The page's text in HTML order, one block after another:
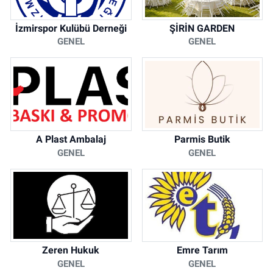
İzmirspor Kulübü Derneği
GENEL
ŞİRİN GARDEN
GENEL
A Plast Ambalaj
GENEL
Parmis Butik
GENEL
Zeren Hukuk
GENEL
Emre Tarım
GENEL